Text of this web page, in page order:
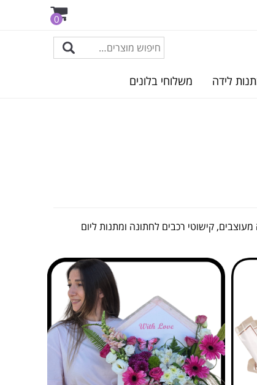
0
לידה משלוחי בלונים
קישוטי רכבים לחתונה ומתנות ליום